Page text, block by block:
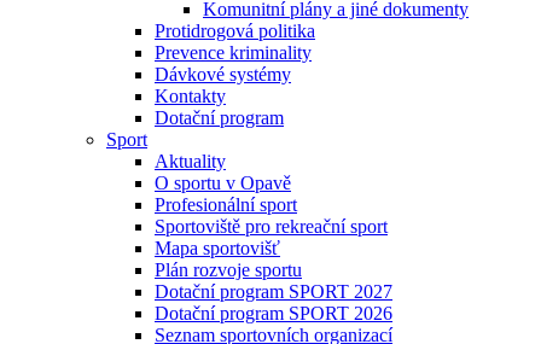
Komunitní plány a jiné dokumenty
Protidrogová politika
Prevence kriminality
Dávkové systémy
Kontakty
Dotační program
Sport
Aktuality
O sportu v Opavě
Profesionální sport
Sportoviště pro rekreační sport
Mapa sportovišť
Plán rozvoje sportu
Dotační program SPORT 2027
Dotační program SPORT 2026
Seznam sportovních organizací